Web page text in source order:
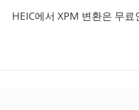
HEIC에서 XPM 변환은 무료